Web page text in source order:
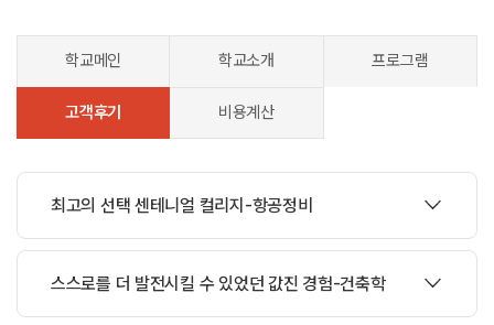
학교메인 학교소개 프로그램
고객후기 비용계산
최고의 선택 센테니얼 컬리지-항공정비
스스로를 더 발전시킬 수 있었던 값진 경험-건축학